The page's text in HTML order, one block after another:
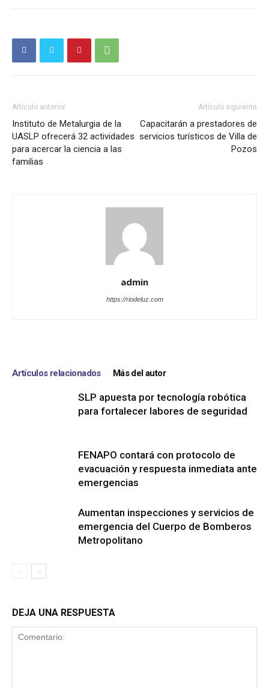
Artículo anterior
Instituto de Metalurgia de la
UASLP ofrecerá 32 actividades
para acercar la ciencia a las
familias
Artículo siguiente
Capacitarán a prestadores de
servicios turísticos de Villa de
Pozos
admin
https://riodeluz.com
Artículos relacionados Más del autor
SLP apuesta por tecnología robótica
para fortalecer labores de seguridad
FENAPO contará con protocolo de
evacuación y respuesta inmediata ante
emergencias
Aumentan inspecciones y servicios de
emergencia del Cuerpo de Bomberos
Metropolitano
DEJA UNA RESPUESTA